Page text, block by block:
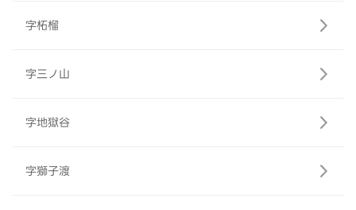
字柘榴
字三ノ山
字地獄谷
字獅子渡